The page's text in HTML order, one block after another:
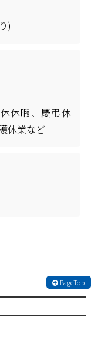
)
休暇、慶弔休
休業など
PageTop